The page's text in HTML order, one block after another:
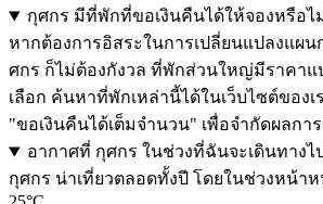
กุศกร มีที่พักที่ขอเงินคืนได้ให้จองหรือไ
หากต้องการอิสระในการเปลี่ยนแปลงแผน
ศกร ก็ไม่ต้องกังวล ที่พักส่วนใหญ่มีราคาแ
เลือก ค้นหาที่พักเหล่านี้ได้ในเว็บไซต์ของเ
"ขอเงินคืนได้เต็มจำนวน" เพื่อจำกัดผลกา
อากาศที่ กุศกร ในช่วงที่ฉันจะเดินทางไ
กุศกร น่าเที่ยวตลอดทั้งปี โดยในช่วงหน้า